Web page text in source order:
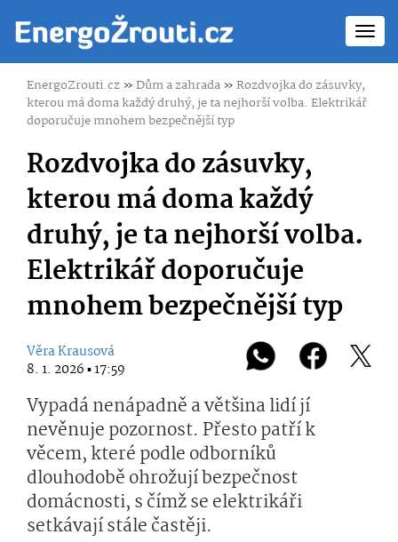
EnergoZrouti.cz»Dům a zahrada»Rozdvojka do zásuvky,
kterou má doma každý druhý, je ta nejhorší volba. Elektrikář
doporučuje mnohem bezpečnější typ
Rozdvojka do zásuvky,
kterou má doma každý
druhý, je ta nejhorší volba.
Elektrikář doporučuje
mnohem bezpečnější typ
Věra Krausová
8. 1. 2026 ▪ 17:59
Vypadá nenápadně a většina lidí jí
nevěnuje pozornost. Přesto patří k
věcem, které podle odborníků
dlouhodobě ohrožují bezpečnost
domácnosti, s čímž se elektrikáři
setkávají stále častěji.